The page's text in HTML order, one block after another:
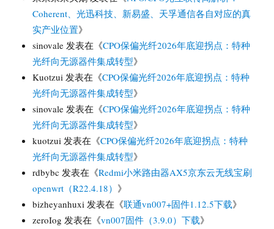
Coherent、光迅科技、新易盛、天孚通信各自对应的真
实产业位置》
sinovale 发表在《CPO保偏光纤2026年底迎拐点：特种
光纤向无源器件集成转型》
Kuotzui 发表在《CPO保偏光纤2026年底迎拐点：特种
光纤向无源器件集成转型》
sinovale 发表在《CPO保偏光纤2026年底迎拐点：特种
光纤向无源器件集成转型》
kuotzui 发表在《CPO保偏光纤2026年底迎拐点：特种
光纤向无源器件集成转型》
rdbybc 发表在《Redmi小米路由器AX5京东云无线宝刷
openwrt（R22.4.18） 》
bizheyanhuxi 发表在《联通vn007+固件1.12.5下载》
zeroIog 发表在《vn007固件（3.9.0）下载》